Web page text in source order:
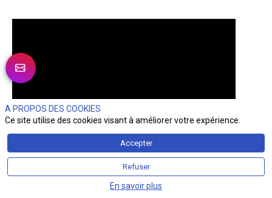
A PROPOS DES COOKIES
Ce site utilise des cookies visant à améliorer votre expérience.
Accepter
Refuser
En savoir plus